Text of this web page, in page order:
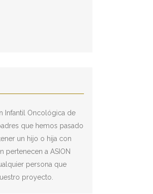
Infantil Oncológica de
que hemos pasado
un hijo o hija con
pertenecen a ASION
persona que
proyecto.